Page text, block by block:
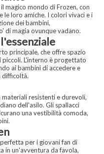
magico mondo di Frozen, con
le loro amiche. I colori vivaci e i
dei bambini,
di magia ovunque vadano.
principale, che offre spazio
piccoli. L'interno è progettato
ai bambini di accedere e
difficoltà.
materiali resistenti e durevoli,
dell'asilo. Gli spallacci
una vestibilità comoda,
per i giovani fan di
in un'avventura da favola,